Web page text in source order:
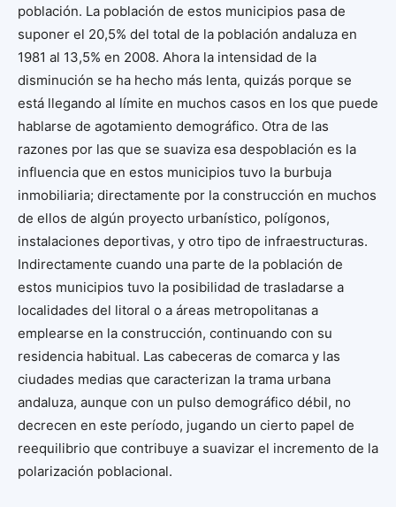
población. La población de estos municipios pasa de
suponer el 20,5% del total de la población andaluza en
1981 al 13,5% en 2008. Ahora la intensidad de la
disminución se ha hecho más lenta, quizás porque se
está llegando al límite en muchos casos en los que puede
hablarse de agotamiento demográfico. Otra de las
razones por las que se suaviza esa despoblación es la
influencia que en estos municipios tuvo la burbuja
inmobiliaria; directamente por la construcción en muchos
de ellos de algún proyecto urbanístico, polígonos,
instalaciones deportivas, y otro tipo de infraestructuras.
Indirectamente cuando una parte de la población de
estos municipios tuvo la posibilidad de trasladarse a
localidades del litoral o a áreas metropolitanas a
emplearse en la construcción, continuando con su
residencia habitual. Las cabeceras de comarca y las
ciudades medias que caracterizan la trama urbana
andaluza, aunque con un pulso demográfico débil, no
decrecen en este período, jugando un cierto papel de
reequilibrio que contribuye a suavizar el incremento de la
polarización poblacional.